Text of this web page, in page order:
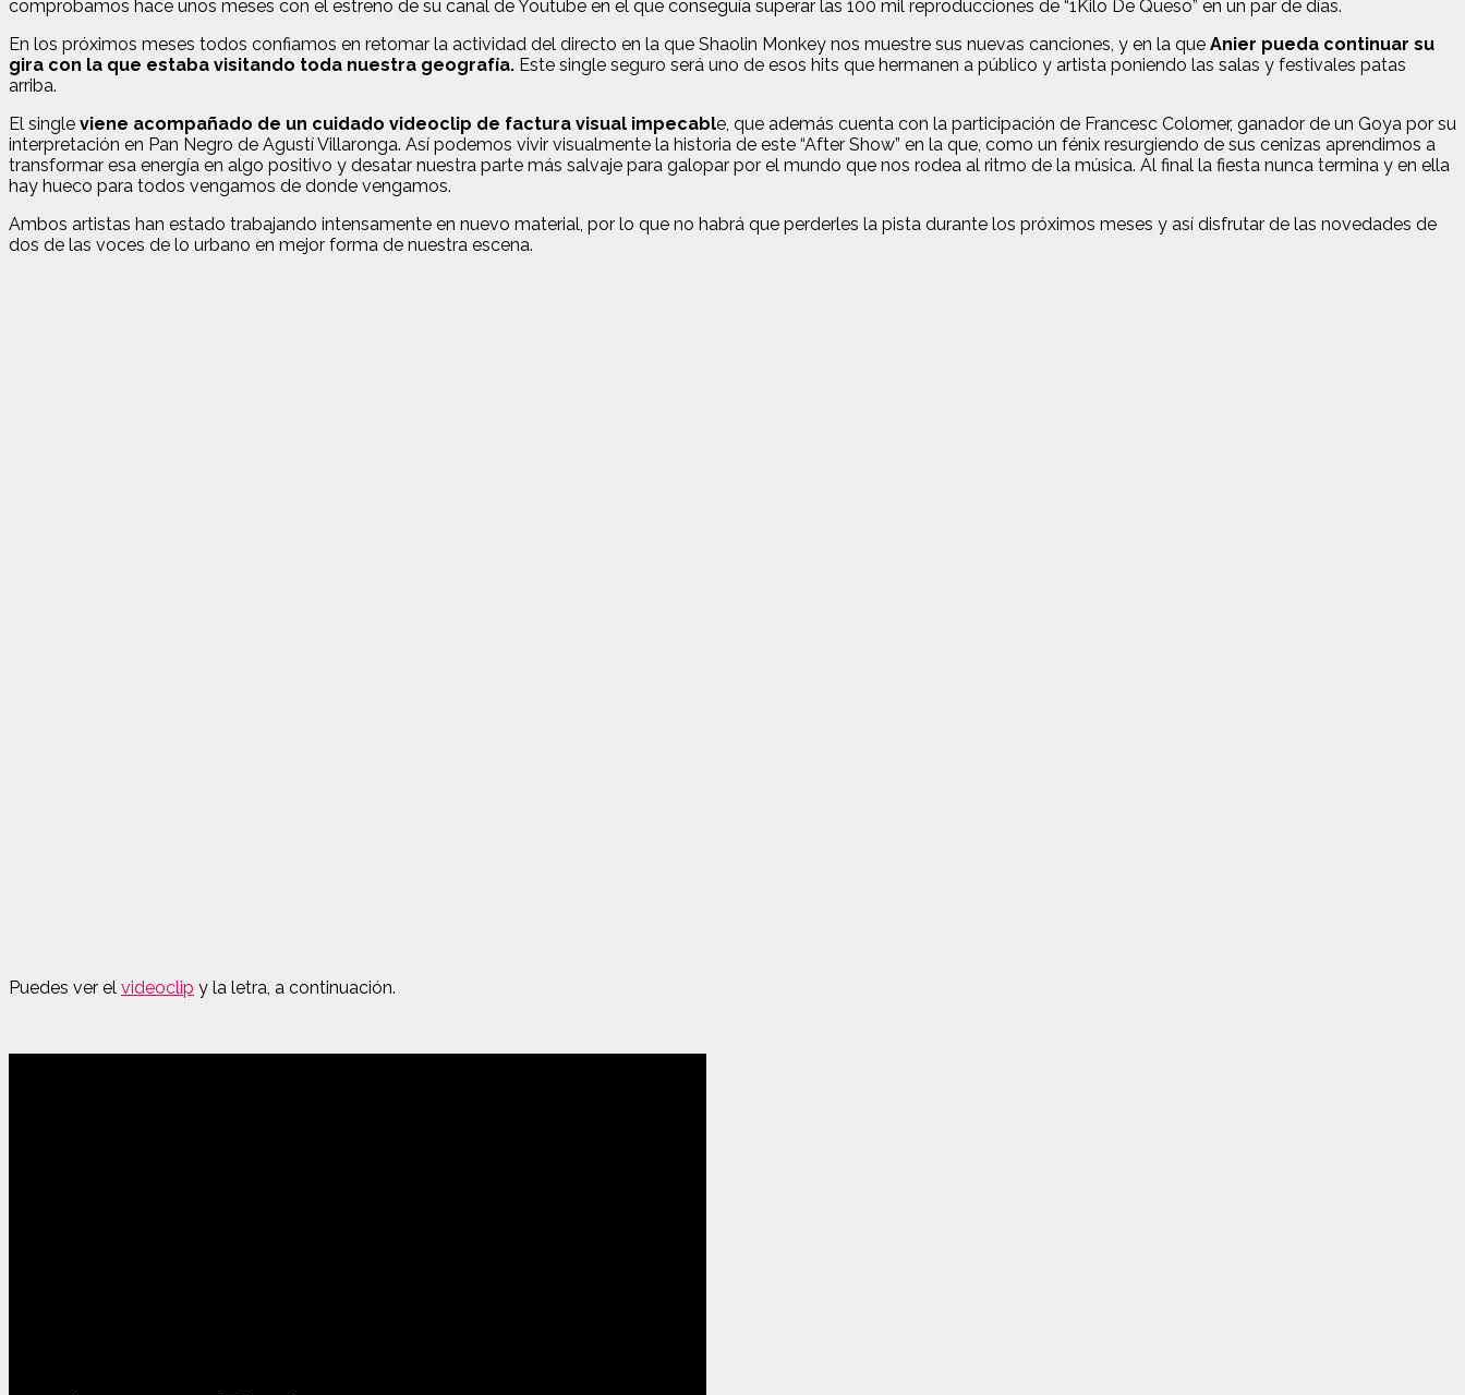
comprobamos hace unos meses con el estreno de su canal de Youtube en el que conseguía superar las 100 mil reproducciones de “1Kilo De Queso” en un par de días.
En los próximos meses todos confiamos en retomar la actividad del directo en la que Shaolin Monkey nos muestre sus nuevas canciones, y en la que Anier pueda continuar su
gira con la que estaba visitando toda nuestra geografía. Este single seguro será uno de esos hits que hermanen a público y artista poniendo las salas y festivales patas
arriba.
El single viene acompañado de un cuidado videoclip de factura visual impecable, que además cuenta con la participación de Francesc Colomer, ganador de un Goya por su
interpretación en Pan Negro de Agustí Villaronga. Así podemos vivir visualmente la historia de este “After Show” en la que, como un fénix resurgiendo de sus cenizas aprendimos a
transformar esa energía en algo positivo y desatar nuestra parte más salvaje para galopar por el mundo que nos rodea al ritmo de la música. Al final la fiesta nunca termina y en ella
hay hueco para todos vengamos de donde vengamos.
Ambos artistas han estado trabajando intensamente en nuevo material, por lo que no habrá que perderles la pista durante los próximos meses y así disfrutar de las novedades de
dos de las voces de lo urbano en mejor forma de nuestra escena.
Puedes ver el videoclip y la letra, a continuación.